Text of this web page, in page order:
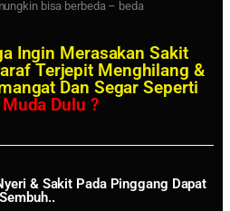
bisa berbeda – beda
Ingin Merasakan Sakit
Terjepit Menghilang &
Dan Segar Seperti
Dulu ?
& Sakit Pada Pinggang Dapat
Sembuh..